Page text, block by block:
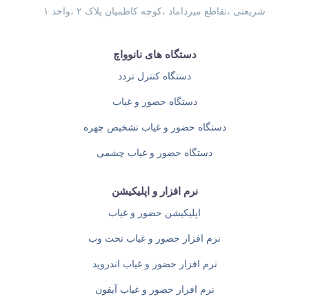
نرم افزار و اپلیکیشن
اپلیکیشن حضور و غیاب
نرم افزار حضور و غیاب تحت وب
نرم افزار حضور و غیاب اندروید
نرم افزار حضور و غیاب آیفون
دستگاه های نانوواچ
دستگاه کنترل تردد
دستگاه حضور و غیاب
دستگاه حضور و غیاب تشخیص چهره
دستگاه حضور و غیاب چشمی
شریعتی ،تقاطع میرداماد ،کوچه کاظمیان پلاک ۲ ،واحد ۱